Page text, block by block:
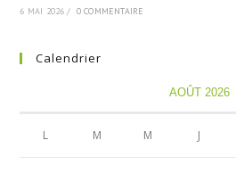
6 MAI 2026 / 0 COMMENTAIRE
Calendrier
AOÛT 2026
L M M J